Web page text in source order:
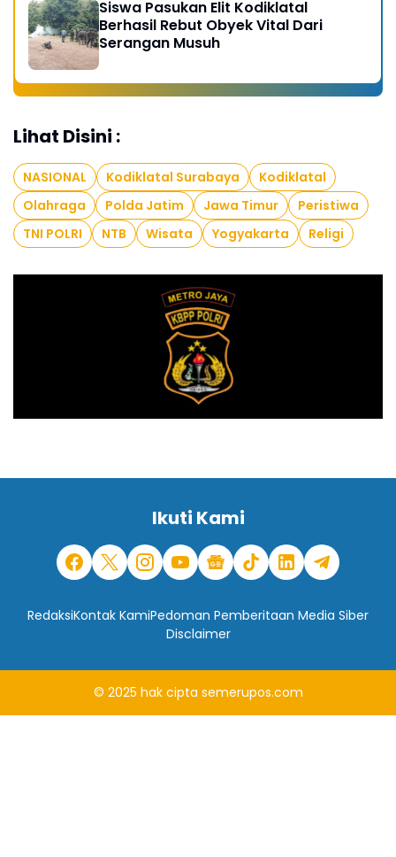
Siswa Pasukan Elit Kodiklatal
Berhasil Rebut Obyek Vital Dari
Serangan Musuh
Lihat Disini :
NASIONAL Kodiklatal Surabaya
Kodiklatal
Olahraga
Polda Jatim Jawa Timur
Peristiwa
TNI POLRI
NTB Wisata Yogyakarta Religi
Ikuti Kami
RedaksiKontak KamiPedoman Pemberitaan Media Siber
Disclaimer
© 2025 hak cipta semerupos.com